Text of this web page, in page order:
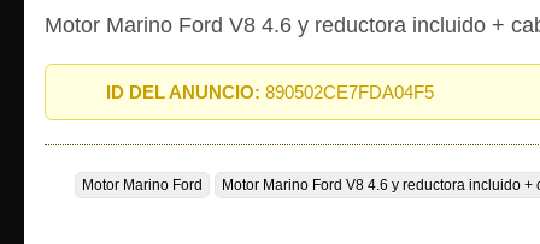
Motor Marino Ford V8 4.6 y reductora incluido +
ID DEL ANUNCIO: 890502CE7FDA04F5
Motor Marino Ford Motor Marino Ford V8 4.6 y reductora incluido +